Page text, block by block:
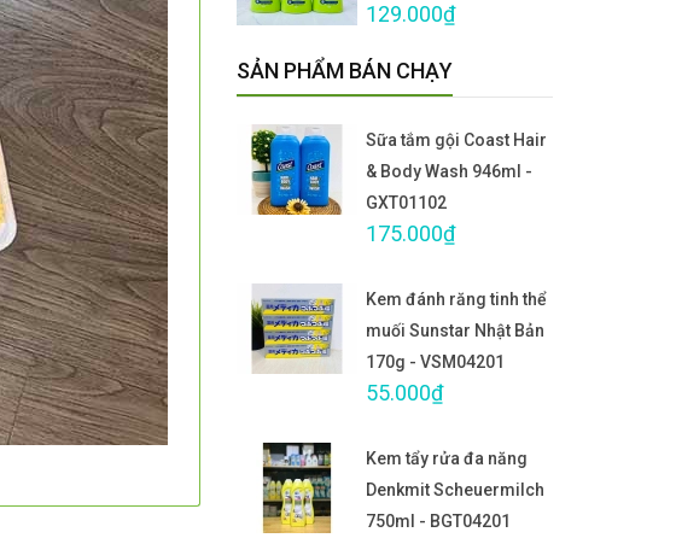
129.000₫
SẢN PHẨM BÁN CHẠY
Sữa tắm gội Coast Hair
& Body Wash 946ml -
GXT01102
175.000₫
Kem đánh răng tinh thể
muối Sunstar Nhật Bản
170g - VSM04201
55.000₫
Kem tẩy rửa đa năng
Denkmit Scheuermilch
750ml - BGT04201